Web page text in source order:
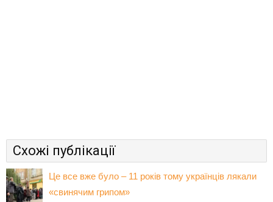
Схожі публікації
Це все вже було – 11 років тому українців лякали
«свинячим грипом»